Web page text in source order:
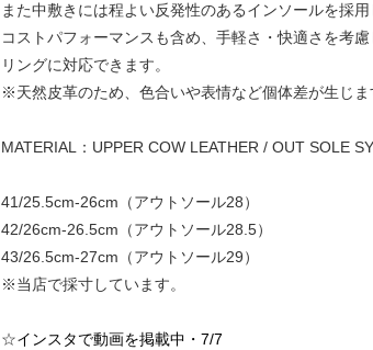
また中敷きには程よい反発性のあるインソールを採
コストパフォーマンスも含め、手軽さ・快適さを考
リングに対応できます。
※天然皮革のため、色合いや表情など個体差が生じま
MATERIAL：UPPER COW LEATHER / OUT SOLE
41/25.5cm-26cm（アウトソール28）
42/26cm-26.5cm（アウトソール28.5）
43/26.5cm-27cm（アウトソール29）
※当店で採寸しています。
☆インスタで動画を掲載中・7/7